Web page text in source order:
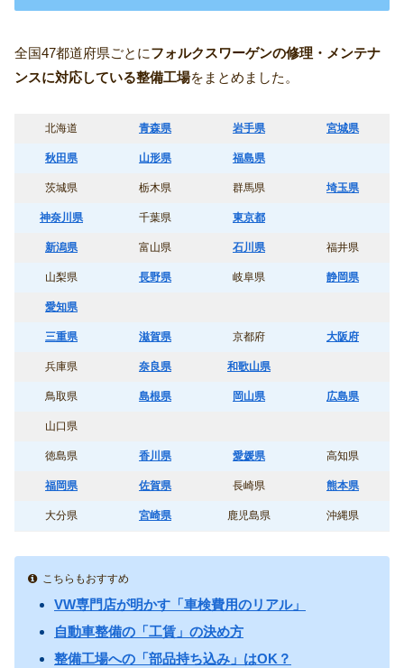
全国47都道府県ごとにフォルクスワーゲンの修理・メンテナ
ンスに対応している整備工場をまとめました。
北海道 青森県 岩手県 宮城県
秋田県 山形県 福島県
茨城県 栃木県 群馬県 埼玉県
神奈川県 千葉県 東京都
新潟県 富山県 石川県 福井県
山梨県 長野県 岐阜県 静岡県
愛知県
三重県 滋賀県 京都府 大阪府
兵庫県 奈良県 和歌山県
鳥取県 島根県 岡山県 広島県
山口県
徳島県 香川県 愛媛県 高知県
福岡県 佐賀県 長崎県 熊本県
大分県 宮崎県 鹿児島県 沖縄県
こちらもおすすめ
VW専門店が明かす「車検費用のリアル」
自動車整備の「工賃」の決め方
整備工場への「部品持ち込み」はOK？